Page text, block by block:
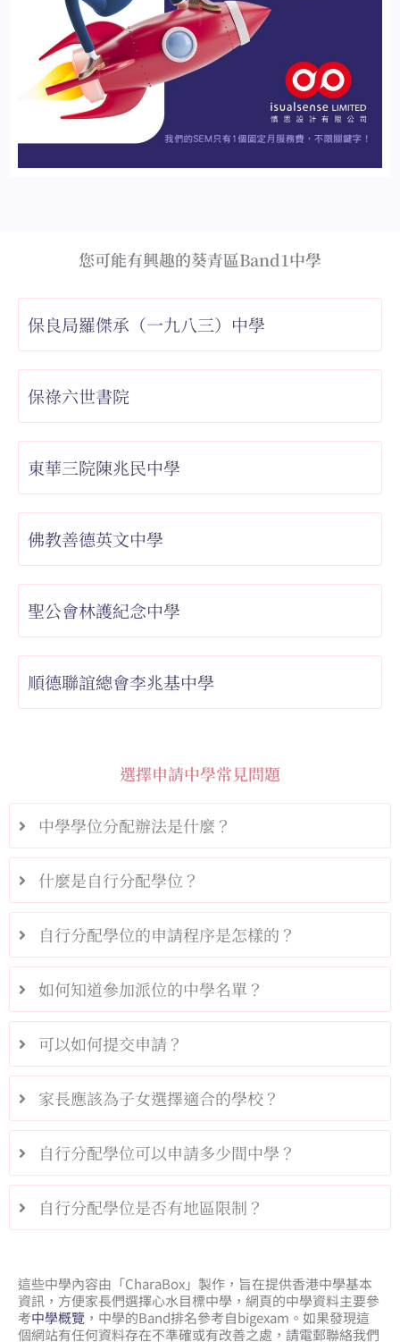
您可能有興趣的葵青區Band1中學
保良局羅傑承（一九八三）中學
保祿六世書院
東華三院陳兆民中學
佛教善德英文中學
聖公會林護紀念中學
順德聯誼總會李兆基中學
選擇申請中學常見問題
中學學位分配辦法是什麼？
什麼是自行分配學位？
自行分配學位的申請程序是怎樣的？
如何知道參加派位的中學名單？
可以如何提交申請？
家長應該為子女選擇適合的學校？
自行分配學位可以申請多少間中學？
自行分配學位是否有地區限制？
這些中學內容由「CharaBox」製作，旨在提供香港中學基本
資訊，方便家長們選擇心水目標中學，網頁的中學資料主要參
考中學概覽 ，中學的Band排名參考自bigexam。如果發現這
個網站有任何資料存在不準確或有改善之處，請電郵聯絡我們